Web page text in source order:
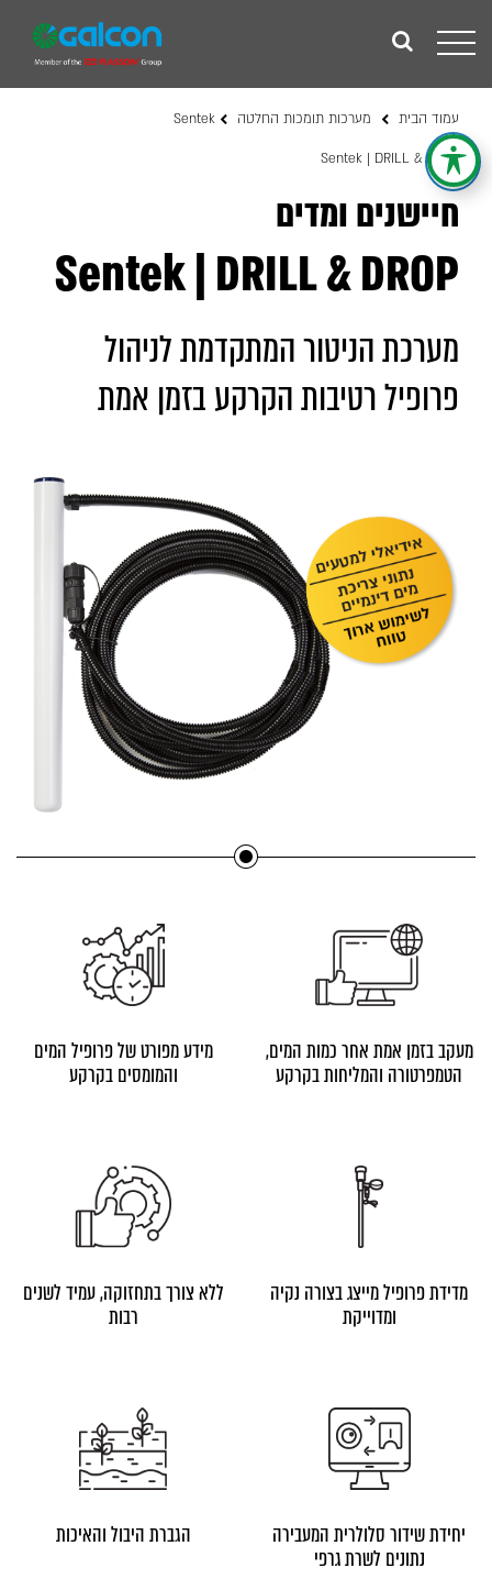
Toggle
navigation
עמוד הבית מערכות תומכות החלטה Sentek
Sentek | DRILL & DROP
חיישנים ומדים
Sentek | DRILL & DROP
מערכת הניטור המתקדמת לניהול
פרופיל רטיבות הקרקע בזמן אמת
מעקב בזמן אמת אחר כמות המים,
הטמפרטורה והמליחות בקרקע
מידע מפורט של פרופיל המים
והמומסים בקרקע
מדידת פרופיל מייצג בצורה נקיה
ומדוייקת
ללא צורך בתחזוקה, עמיד לשנים
רבות
יחידת שידור סלולרית המעבירה
נתונים לשרת גרפי
הגברת היבול והאיכות